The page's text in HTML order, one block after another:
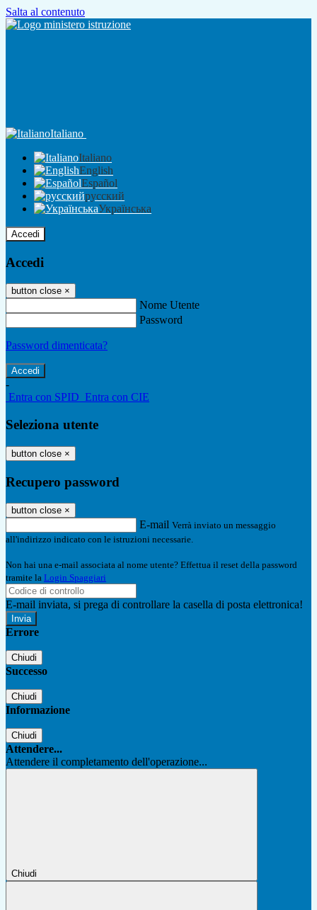
Salta al contenuto
Italiano
Italiano
English
Español
русский
Українська
Accedi
Accedi
button close ×
Nome Utente
Password
Password dimenticata?
-
Entra con SPID Entra con CIE
Seleziona utente
button close ×
Recupero password
button close ×
E-mail Verrà inviato un messaggio
all'indirizzo indicato con le istruzioni necessarie.
Non hai una e-mail associata al nome utente? Effettua il reset della password
tramite la Login Spaggiari
E-mail inviata, si prega di controllare la casella di posta elettronica!
Errore
Chiudi
Successo
Chiudi
Informazione
Chiudi
Attendere...
Attendere il completamento dell'operazione...
Chiudi